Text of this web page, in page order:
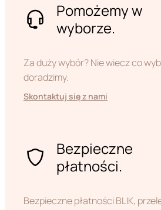
Pomożemy w
wyborze.
Za duży wybór? Nie wiecz co
doradzimy.
Skontaktuj się z nami
Bezpieczne
płatności.
Bezpieczne płatności BLIK,